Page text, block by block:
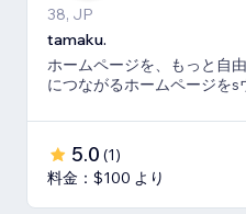
38, JP
tamaku.
ホームページを、もっと自
につながるホームページをs
5.0 (1)
料金：$100 より